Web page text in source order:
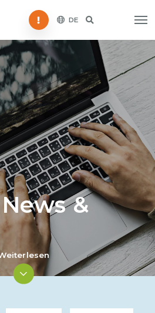
Störung melden
DE
&